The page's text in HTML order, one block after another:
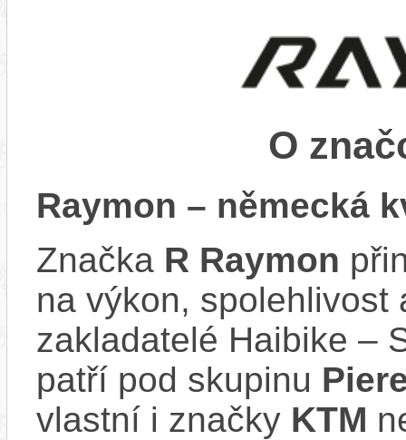
O
Raymon – německá
Značka R Raymon
na výkon,
zakladatelé Haibike –
patří pod skupinu
vlastní i značky KTM